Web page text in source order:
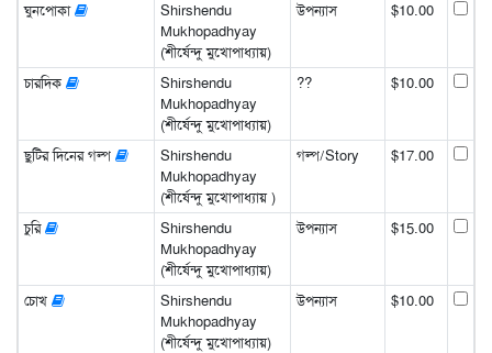
ঘুনপোকা
Shirshendu
Mukhopadhyay
(শীর্ষেন্দু মুখোপাধ্যায়)
উপন্যাস $10.00
চারদিক
Shirshendu
Mukhopadhyay
(শীর্ষেন্দু মুখোপাধ্যায়)
?? $10.00
ছুটির দিনের গল্প
Shirshendu
Mukhopadhyay
(শীর্ষেন্দু মুখোপাধ্যায় )
গল্প/Story $17.00
চুরি
Shirshendu
Mukhopadhyay
(শীর্ষেন্দু মুখোপাধ্যায়)
উপন্যাস $15.00
চোখ
Shirshendu
Mukhopadhyay
(শীর্ষেন্দু মুখোপাধ্যায়)
উপন্যাস $10.00